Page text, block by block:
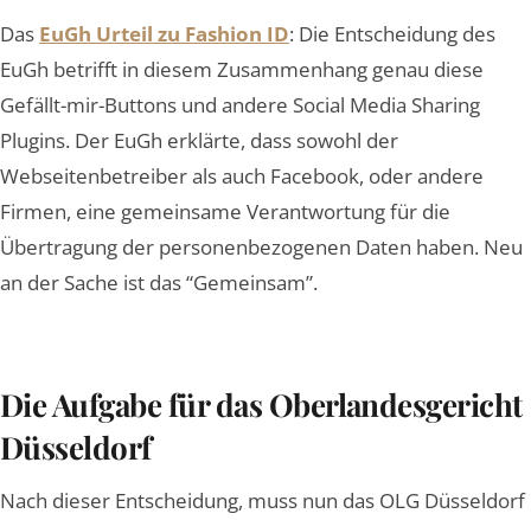
Das EuGh Urteil zu Fashion ID: Die Entscheidung des
EuGh betrifft in diesem Zusammenhang genau diese
Gefällt-mir-Buttons und andere Social Media Sharing
Plugins. Der EuGh erklärte, dass sowohl der
Webseitenbetreiber als auch Facebook, oder andere
Firmen, eine gemeinsame Verantwortung für die
Übertragung der personenbezogenen Daten haben. Neu
an der Sache ist das “Gemeinsam”.
Die Aufgabe für das Oberlandesgericht
Düsseldorf
Nach dieser Entscheidung, muss nun das OLG Düsseldorf